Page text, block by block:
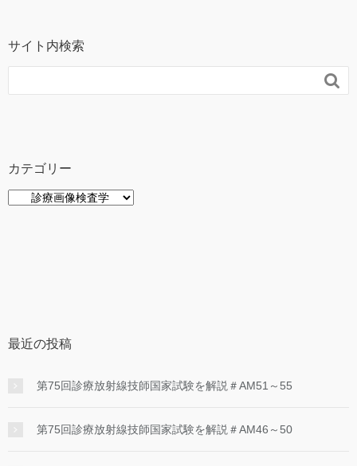
サイト内検索

カテゴリー
最近の投稿
第75回診療放射線技師国家試験を解説＃AM51～55
第75回診療放射線技師国家試験を解説＃AM46～50